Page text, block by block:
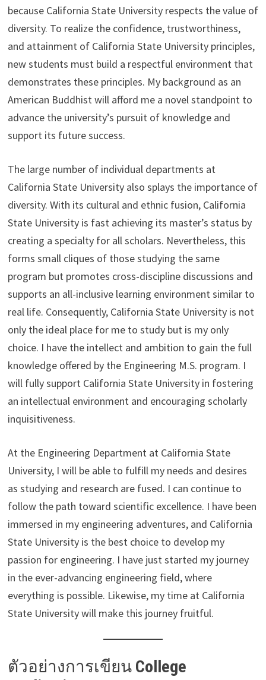
because California State University respects the value of
diversity. To realize the confidence, trustworthiness,
and attainment of California State University principles,
new students must build a respectful environment that
demonstrates these principles. My background as an
American Buddhist will afford me a novel standpoint to
advance the university’s pursuit of knowledge and
support its future success.
The large number of individual departments at
California State University also splays the importance of
diversity. With its cultural and ethnic fusion, California
State University is fast achieving its master’s status by
creating a specialty for all scholars. Nevertheless, this
forms small cliques of those studying the same
program but promotes cross-discipline discussions and
supports an all-inclusive learning environment similar to
real life. Consequently, California State University is not
only the ideal place for me to study but is my only
choice. I have the intellect and ambition to gain the full
knowledge offered by the Engineering M.S. program. I
will fully support California State University in fostering
an intellectual environment and encouraging scholarly
inquisitiveness.
At the Engineering Department at California State
University, I will be able to fulfill my needs and desires
as studying and research are fused. I can continue to
follow the path toward scientific excellence. I have been
immersed in my engineering adventures, and California
State University is the best choice to develop my
passion for engineering. I have just started my journey
in the ever-advancing engineering field, where
everything is possible. Likewise, my time at California
State University will make this journey fruitful.
ตัวอย่างการเขียน College